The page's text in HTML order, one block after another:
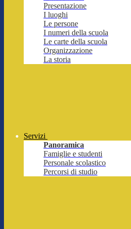
Presentazione
I luoghi
Le persone
I numeri della scuola
Le carte della scuola
Organizzazione
La storia
Servizi
Panoramica
Famiglie e studenti
Personale scolastico
Percorsi di studio